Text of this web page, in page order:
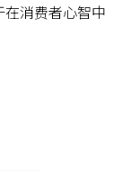
消费者心智中